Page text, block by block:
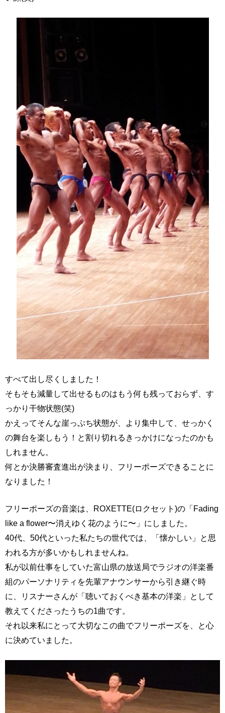
すべて出し尽くしました！
そもそも減量して出せるものはもう何も残っておらず、す
っかり干物状態(笑)
かえってそんな崖っぷち状態が、より集中して、せっかく
の舞台を楽しもう！と割り切れるきっかけになったのかも
しれません。
何とか決勝審査進出が決まり、フリーポーズできることに
なりました！
フリーポーズの音楽は、ROXETTE(ロクセット)の「Fading
like a flower〜消えゆく花のように〜」にしました。
40代、50代といった私たちの世代では、「懐かしい」と思
われる方が多いかもしれませんね。
私が以前仕事をしていた富山県の放送局でラジオの洋楽番
組のパーソナリティを先輩アナウンサーから引き継ぐ時
に、リスナーさんが「聴いておくべき基本の洋楽」として
教えてくださったうちの1曲です。
それ以来私にとって大切なこの曲でフリーポーズを、と心
に決めていました。